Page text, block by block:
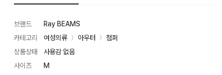
브랜드
Ray BEAMS
카테고리
여성의류 〉 아우터 〉
점퍼
상품상태
사용감 없음
사이즈
M